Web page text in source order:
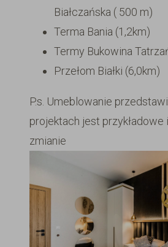
Białczańska ( 500 m)
Terma Bania (1,2km)
Termy Bukowina
Przełom Białki (6,0km)
P.s. Umeblowanie
projektach jest przykładowe
zmianie